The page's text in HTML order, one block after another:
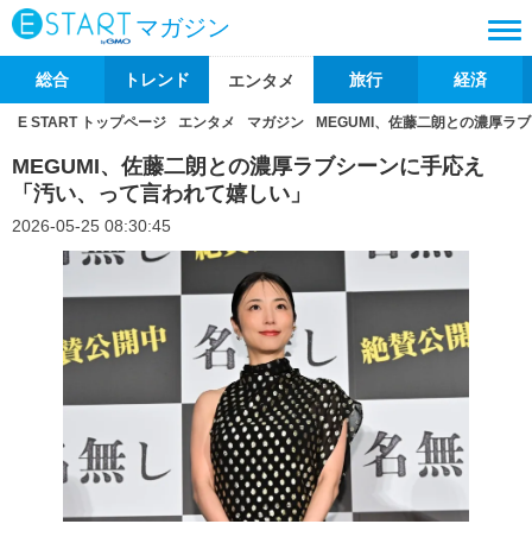
マガジン
総合 トレンド エンタメ 旅行 経済
E START トップページ エンタメ マガジン MEGUMI、佐藤二朗との濃厚ラ
MEGUMI、佐藤二朗との濃厚ラブシーンに手応え
「汚い、って言われて嬉しい」
2026-05-25 08:30:45